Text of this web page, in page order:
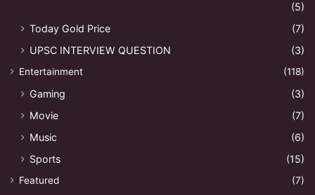
(5)
Today Gold Price
(7)
UPSC INTERVIEW QUESTION
(3)
Entertainment (118)
Gaming
(3)
Movie
(7)
Music
(6)
Sports
(15)
Featured
(7)